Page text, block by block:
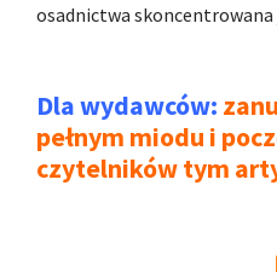
osadnictwa
Dla wydawców:
pełnym miodu i
czytelników tym